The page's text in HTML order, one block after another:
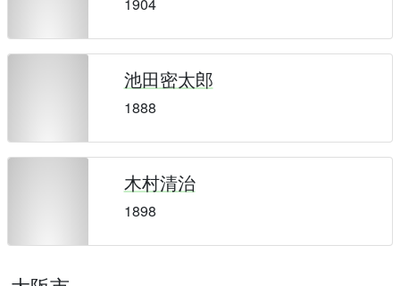
池田密太郎
1888
木村清治
1898